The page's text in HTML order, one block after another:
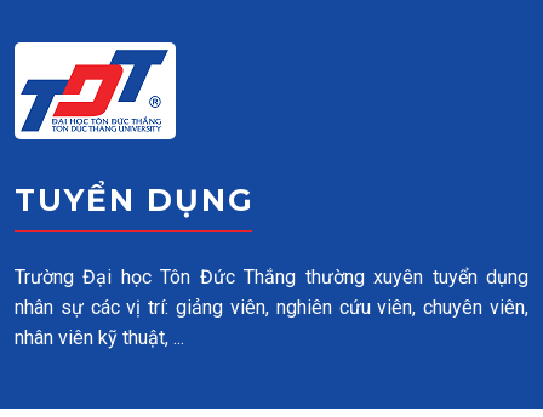
TUYỂN DỤNG
Trường Đại học Tôn Đức Thắng thường xuyên tuyển dụng
nhân sự các vị trí: giảng viên, nghiên cứu viên, chuyên viên,
nhân viên kỹ thuật, ...